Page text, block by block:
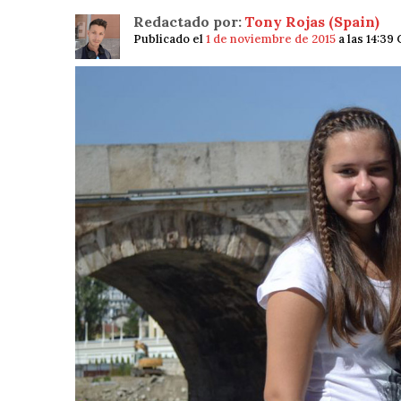
Redactado por: Tony Rojas (Spain)
Publicado el1 de noviembre de 2015 a las 14:39